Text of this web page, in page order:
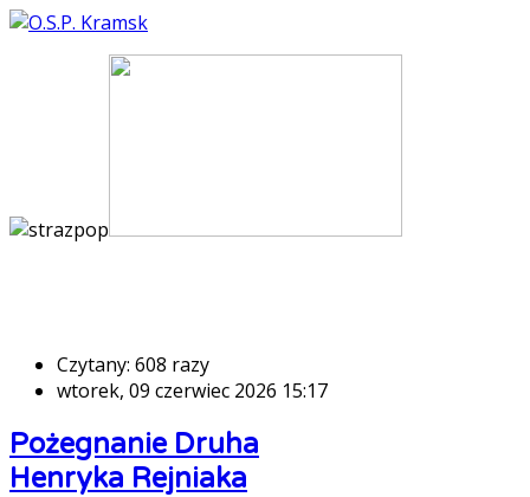
Czytany: 608 razy
wtorek, 09 czerwiec 2026 15:17
Pożegnanie Druha
Henryka Rejniaka